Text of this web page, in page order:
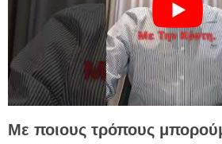
Με ποιους τρόπους